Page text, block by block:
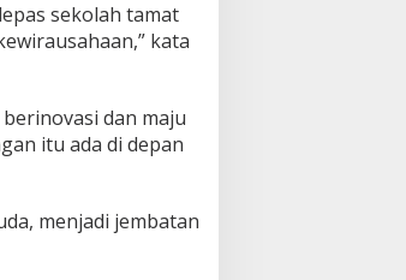
sekolah tamat
kata
dan maju
itu ada di depan
menjadi jembatan